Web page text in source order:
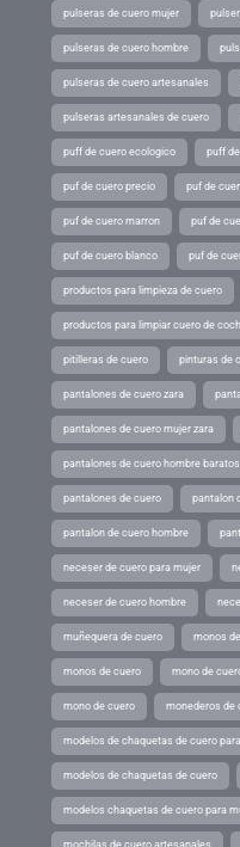
pulseras de cuero mujer
pulseras de cuero hombre
pulseras de cuero artesanales
pulseras artesanales de cuero
puff de cuero ecologico puff
puf de cuero precio puf de
puf de cuero marron puf de
puf de cuero blanco puf de
productos para limpieza de cuero
productos para limpiar cuero de
pitilleras de cuero pinturas de
pantalones de cuero zara
pantalones de cuero mujer zara
pantalones de cuero hombre baratos
pantalones de cuero pantalon
pantalon de cuero hombre
neceser de cuero para mujer
neceser de cuero hombre
muñequera de cuero monos
monos de cuero mono de
mono de cuero monederos de
modelos de chaquetas de cuero
modelos de chaquetas de cuero
modelos chaquetas de cuero para
mochilas de cuero artesanales